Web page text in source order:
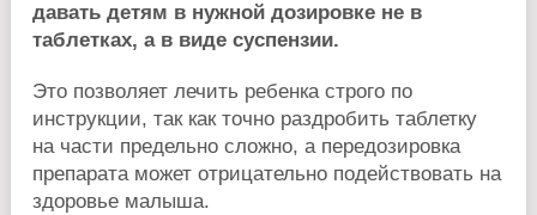
давать детям в нужной дозировке не в
таблетках, а в виде суспензии.
Это позволяет лечить ребенка строго по
инструкции, так как точно раздробить таблетку
на части предельно сложно, а передозировка
препарата может отрицательно подействовать на
здоровье малыша.